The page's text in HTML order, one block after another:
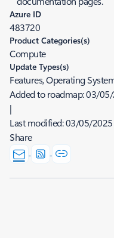
Azure ID
483720
Product Categories(s)
Compute
Update Types(s)
Features, Operating
Added to roadmap:03/
|
Last modified:03/05/2025
Share